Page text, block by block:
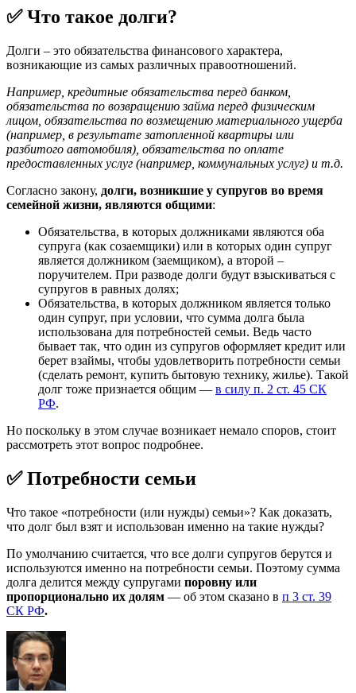
✅ Что такое долги?
Долги – это обязательства финансового характера,
возникающие из самых различных правоотношений.
Например, кредитные обязательства перед банком,
обязательства по возвращению займа перед физическим
лицом, обязательства по возмещению материального ущерба
(например, в результате затопленной квартиры или
разбитого автомобиля), обязательства по оплате
предоставленных услуг (например, коммунальных услуг) и т.д.
Согласно закону, долги, возникшие у супругов во время
семейной жизни, являются общими:
Обязательства, в которых должниками являются оба
супруга (как созаемщики) или в которых один супруг
является должником (заемщиком), а второй –
поручителем. При разводе долги будут взыскиваться с
супругов в равных долях;
Обязательства, в которых должником является только
один супруг, при условии, что сумма долга была
использована для потребностей семьи. Ведь часто
бывает так, что один из супругов оформляет кредит или
берет взаймы, чтобы удовлетворить потребности семьи
(сделать ремонт, купить бытовую технику, жилье). Такой
долг тоже признается общим — в силу п. 2 ст. 45 СК
РФ.
Но поскольку в этом случае возникает немало споров, стоит
рассмотреть этот вопрос подробнее.
✅ Потребности семьи
Что такое «потребности (или нужды) семьи»? Как доказать,
что долг был взят и использован именно на такие нужды?
По умолчанию считается, что все долги супругов берутся и
используются именно на потребности семьи. Поэтому сумма
долга делится между супругами поровну или
пропорционально их долям — об этом сказано в п 3 ст. 39
СК РФ.